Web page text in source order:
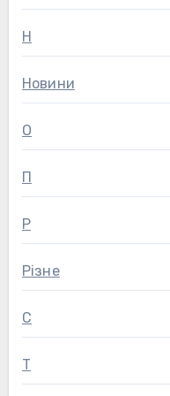
Н
Новини
О
П
Р
Різне
С
Т